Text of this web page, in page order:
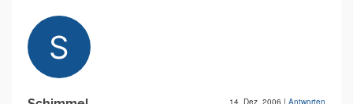
14. Dez. 2006 | Antworten